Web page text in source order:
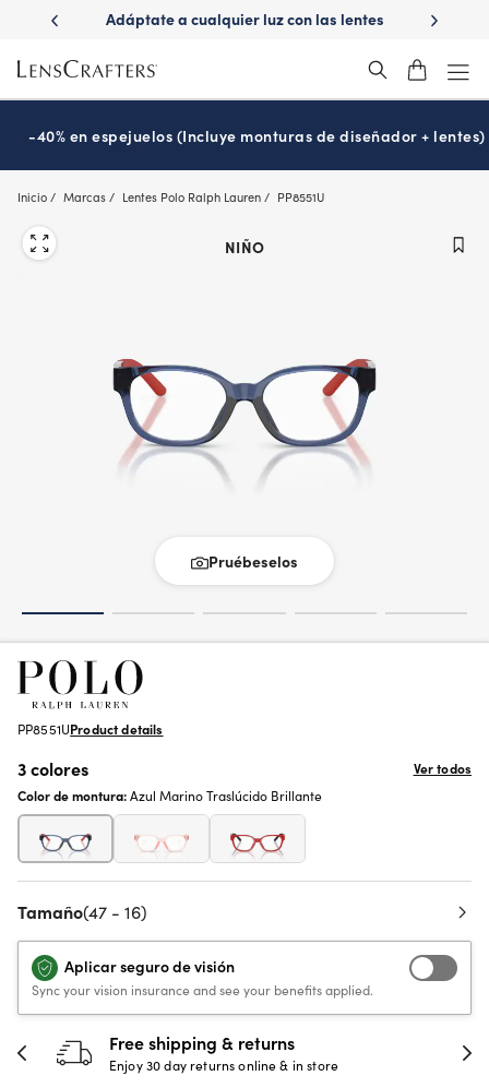
main
content
con
Adáptate a cualquier luz con las lentes
¿Es
-40% en espejuelos (Incluye monturas de diseñador + lentes)
Inicio Marcas Lentes Polo Ralph Lauren PP8551U
NIÑO
Pruébeselos
PP8551UProduct details
3 colores
Ver todos
Color de montura:Azul Marino Traslúcido Brillante
Tamaño(47 - 16)
Aplicar seguro de visión
Sync your vision insurance and see your benefits applied.
Free shipping & returns
Enjoy 30 day returns online & in store